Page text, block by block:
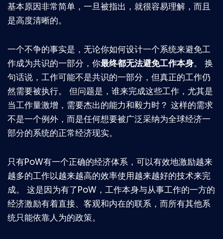
基本原因非常简单，一旦被指出，就很容易理解，而且
是高度清晰的。
一个不争的事实是，无论你如何设计一个系统来避免工
作成为共识的一部分，你最终都无法避免工作本身。 换
句话说，工作可能不是共识的一部分，但真正的工作仍
然需要被执行。 但问题是，谁来完成这些工作，尤其是
当工作量激增，需要杰出的能力和毅力时？ 这样的需求
不是一个例外，而是任何想要被广泛采纳为全球经济一
部分的系统的正常经济现实。
只有PoW有一个正确的经济体系，可以有效地激励越来
越多的工作以越来越高的效率使用越来越好的技术来完
成。 这是因为有了PoW，工作本身与从事工作的一方的
经济激励有着直接、客观和内在的联系，而所有其他系
统只能依靠人为的政策。